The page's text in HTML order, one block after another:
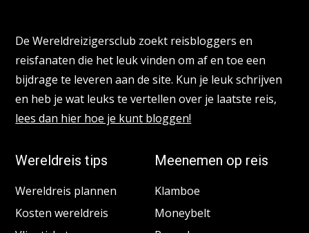
De Wereldreizigersclub zoekt reisbloggers en
reisfanaten die het leuk vinden om af en toe een
bijdrage te leveren aan de site. Kun je leuk schrijven
en heb je wat leuks te vertellen over je laatste reis,
lees dan hier hoe je kunt bloggen!
Wereldreis tips
Wereldreis plannen
Kosten wereldreis
Meenemen op reis
Klamboe
Moneybelt